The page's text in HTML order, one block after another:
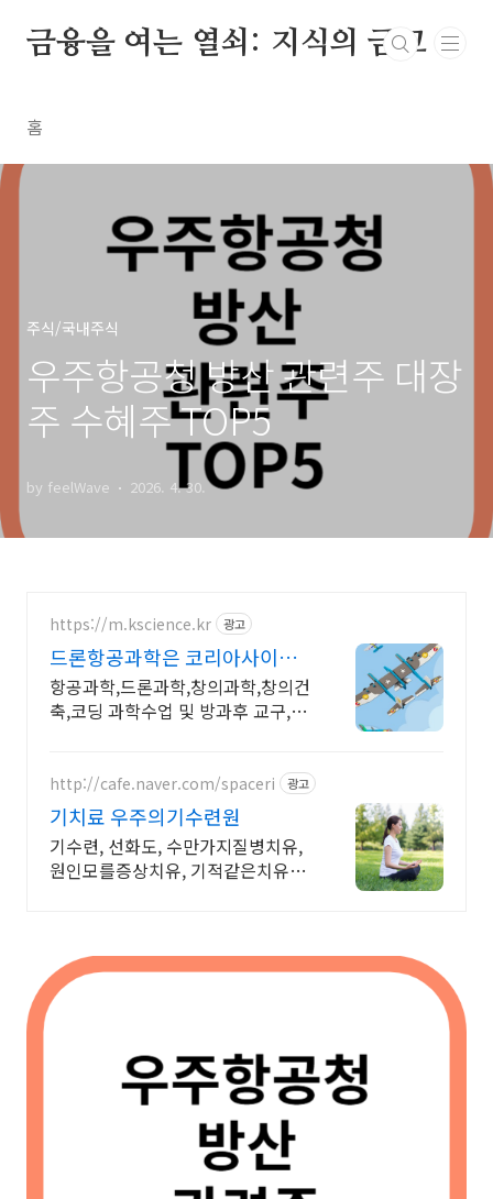
금융을 여는 열쇠: 지식의 금고
홈
주식/국내주식
우주항공청 방산 관련주 대장
주 수혜주 TOP5
by feelWave 2026. 4. 30.
https://m.kscience.kr 광고
드론항공과학은 코리아사이언
스 KC인증 조립드론
항공과학,드론과학,창의과학,창의건
축,코딩 과학수업 및 방과후 교구,교
http://cafe.naver.com/spaceri 광고
기치료 우주의기수련원
기수련, 선화도, 수만가지질병치유,
원인모를증상치유, 기적같은치유사